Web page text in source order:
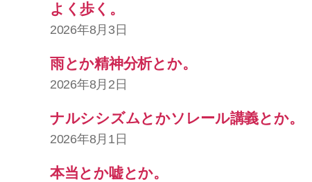
よく歩く。
2026年8月3日
雨とか精神分析とか。
2026年8月2日
ナルシシズムとかソレール講義とか。
2026年8月1日
本当とか嘘とか。